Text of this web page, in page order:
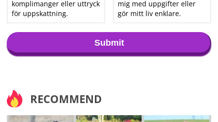
komplimanger eller uttryck
för uppskattning.
mig med uppgifter eller
gör mitt liv enklare.
Submit
RECOMMEND